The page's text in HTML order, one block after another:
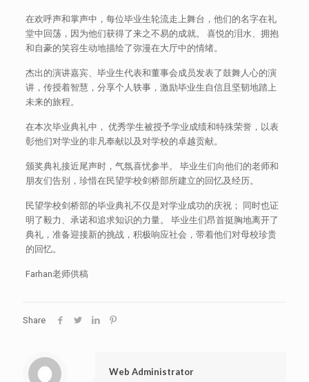
在欢呼声和掌声中，每位毕业生轮流走上舞台，他们的名字在礼
堂中回荡，因为他们获得了来之不易的成就。 喜悦的泪水、拥抱
和自豪的笑容生动地描绘了弥漫在大厅中的情绪。
杰出的演讲嘉宾、毕业生代表和董事会成员发表了鼓舞人心的演
讲，传授着智慧，分享个人轶事，激励毕业生自信且坚韧地踏上
未来的旅程。
在本次毕业典礼中， 优秀学生被授予学业成绩和特殊荣誉，以表
彰他们对学业的非凡奉献以及对学校的卓越贡献。
颁奖典礼接近尾声时，气氛喜忧参半。 毕业生们向他们的老师和
朋友们告别，珍惜在民望学校剑桥部所建立的回忆及经历。
民望学校剑桥部的毕业典礼不仅是对学业成功的庆祝； 同时也证
明了毅力、承诺和追求知识的力量。 毕业生们昂首挺胸地离开了
典礼，准备迎接新的挑战，积极响应社会，带着他们对母校珍贵
的回忆。
Farhan老师供稿
Share
Web Administrator